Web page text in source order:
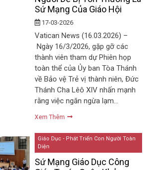
Sứ Mạng Của Giáo Hội
17-03-2026
Vatican News (16.03.2026) –
Ngày 16/3/2026, gặp gỡ các
thành viên tham dự Phiên họp
toàn thể của Ủy ban Tòa Thánh
về Bảo vệ Trẻ vị thành niên, Đức
Thánh Cha Lêô XIV nhấn mạnh
rằng việc ngăn ngừa lạm…
Xem Thêm
Giáo Dục - Phát Triển Con Người Toàn
Diện
Sứ Mạng Giáo Dục Công